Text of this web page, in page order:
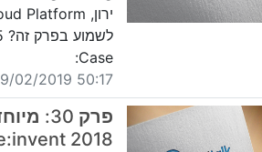
Case:
50:17 19/02/2019
פרק 30:
2018